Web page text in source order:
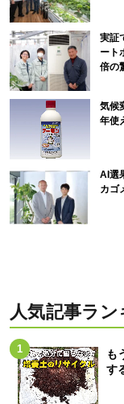
実証
ート
倍の
気候
年使
AI選
カゴ
人気記事ラ
も
す